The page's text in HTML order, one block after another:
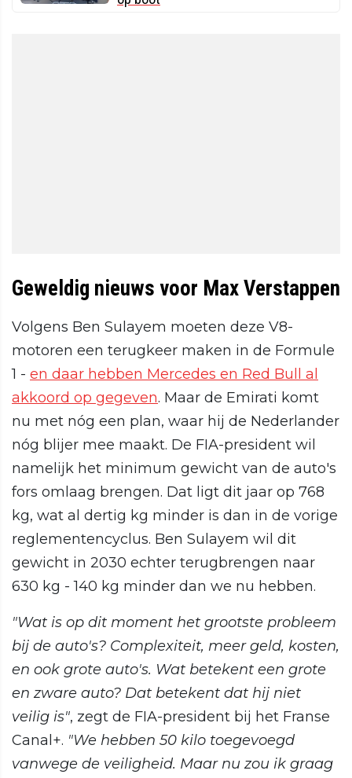
Geweldig nieuws voor Max Verstappen
Volgens Ben Sulayem moeten deze V8-
motoren een terugkeer maken in de Formule
1 - en daar hebben Mercedes en Red Bull al
akkoord op gegeven. Maar de Emirati komt
nu met nóg een plan, waar hij de Nederlander
nóg blijer mee maakt. De FIA-president wil
namelijk het minimum gewicht van de auto's
fors omlaag brengen. Dat ligt dit jaar op 768
kg, wat al dertig kg minder is dan in de vorige
reglementencyclus. Ben Sulayem wil dit
gewicht in 2030 echter terugbrengen naar
630 kg - 140 kg minder dan we nu hebben.
"Wat is op dit moment het grootste probleem
bij de auto's? Complexiteit, meer geld, kosten,
en ook grote auto's. Wat betekent een grote
en zware auto? Dat betekent dat hij niet
veilig is", zegt de FIA-president bij het Franse
Canal+. "We hebben 50 kilo toegevoegd
vanwege de veiligheid. Maar nu zou ik graag